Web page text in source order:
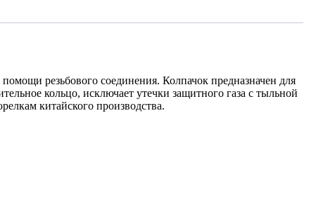
резьбового соединения. Колпачок предназначен для
кольцо, исключает утечки защитного газа с тыльной
китайского производства.